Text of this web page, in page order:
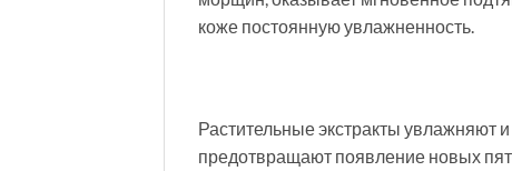
коже постоянную увлажненность.
Растительные экстракты увлажняют
предотвращают появление новых